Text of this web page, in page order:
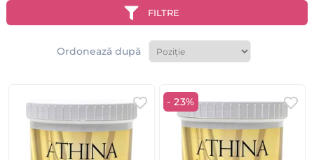
FILTRE
Ordonează după
- 23%